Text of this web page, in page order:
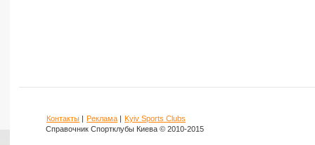
Контакты | Реклама | Kyiv Sports Clubs
Справочник Спортклубы Киева © 2010-2015